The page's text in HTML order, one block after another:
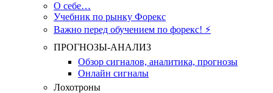
О себе…
Учебник по рынку Форекс
Важно перед обучением по форекс! ⚡
ПРОГНОЗЫ-АНАЛИЗ
Обзор сигналов, аналитика, прогнозы
Онлайн сигналы
Лохотроны